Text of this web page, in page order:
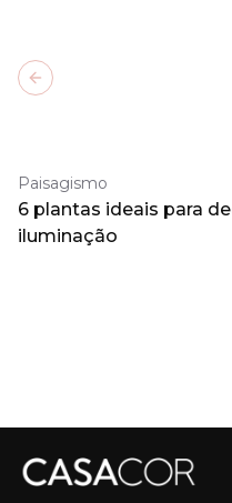
Paisagismo
6 plantas ideais para
iluminação
Previous slide